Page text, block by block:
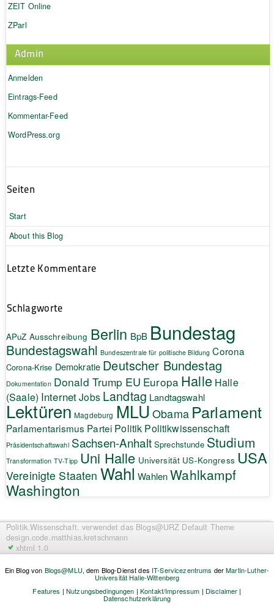
ZEIT Online
ZParl
Admin
Anmelden
Eintrags-Feed
Kommentar-Feed
WordPress.org
Seiten
Start
About this Blog
Letzte Kommentare
Schlagworte
APuZ Ausschreibung Berlin BpB Bundestag
Bundestagswahl Bundeszentrale für politische Bildung Corona
Corona-Krise Demokratie Deutscher Bundestag
Dokumentation Donald Trump EU Europa Halle Halle
(Saale) InternetJobs Landtag Landtagswahl
Lektüren Magdeburg MLU Obama Parlament
Parlamentarismus Partei Politik Politikwissenschaft
Präsidentschaftswahl Sachsen-Anhalt Sprechstunde Studium
Transformation TV-Tipp Uni Halle Universität US-Kongress USA
Vereinigte Staaten Wahl Wahlen Wahlkampf
Washington
Politik.Wissenschaft. verwendet das Blogs@URZ Default Theme
design.code.matthias.kretschmann
xhtml 1.0
Ein Blog von Blogs@MLU, dem Blog-Dienst des IT-Servicezentrums derMartin-Luther-
Universität Halle-Wittenberg
Features | Nutzungsbedingungen |Kontakt/Impressum | Disclaimer |
Datenschutzerklärung